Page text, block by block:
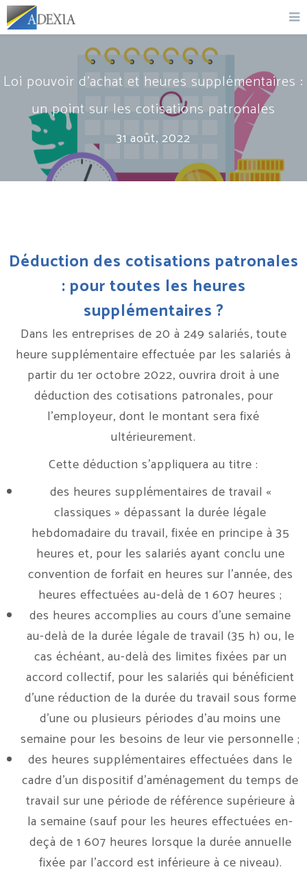
Loi pouvoir d’achat et heures supplémentaires :
un point sur les cotisations patronales
31 août, 2022
Déduction des cotisations patronales
: pour toutes les heures
supplémentaires ?
Dans les entreprises de 20 à 249 salariés, toute
heure supplémentaire effectuée par les salariés à
partir du 1er octobre 2022, ouvrira droit à une
déduction des cotisations patronales, pour
l’employeur, dont le montant sera fixé
ultérieurement.
Cette déduction s’appliquera au titre :
des heures supplémentaires de travail «
classiques » dépassant la durée légale
hebdomadaire du travail, fixée en principe à 35
heures et, pour les salariés ayant conclu une
convention de forfait en heures sur l’année, des
heures effectuées au-delà de 1 607 heures ;
des heures accomplies au cours d’une semaine
au-delà de la durée légale de travail (35 h) ou, le
cas échéant, au-delà des limites fixées par un
accord collectif, pour les salariés qui bénéficient
d’une réduction de la durée du travail sous forme
d’une ou plusieurs périodes d’au moins une
semaine pour les besoins de leur vie personnelle ;
des heures supplémentaires effectuées dans le
cadre d’un dispositif d’aménagement du temps de
travail sur une période de référence supérieure à
la semaine (sauf pour les heures effectuées en-
deçà de 1 607 heures lorsque la durée annuelle
fixée par l’accord est inférieure à ce niveau).